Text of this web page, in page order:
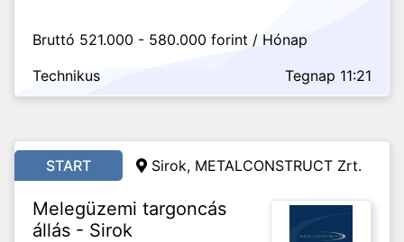
Bruttó 521.000 - 580.000 forint / Hónap
Technikus
Tegnap 11:21
START Sirok, METALCONSTRUCT Zrt.
Melegüzemi targoncás
állás - Sirok